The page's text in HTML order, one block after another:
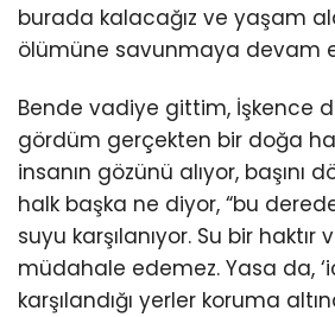
burada kalacağız ve yaşam
ölümüne savunmaya devam
Bende vadiye gittim, İşkence
gördüm gerçekten bir doğa
insanın gözünü alıyor, başını
halk başka ne diyor, “bu
suyu karşılanıyor. Su bir haktır
müdahale edemez. Yasa da,
karşılandığı yerler koruma